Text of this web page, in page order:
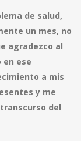
de salud,
un mes, no
agradezco al
ese
a mis
y me
del